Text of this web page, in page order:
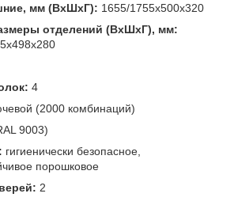
мм (ВхШхГ): 1655/1755x500x320
отделений (ВхШхГ), мм:
4
(2000 комбинаций)
9003)
гигиенически безопасное,
порошковое
2